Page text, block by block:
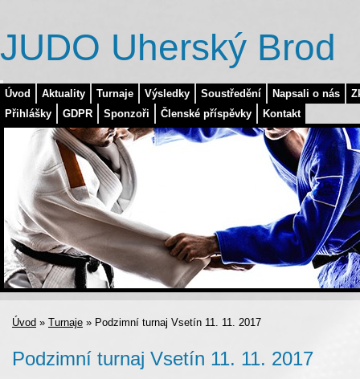
Úvod Aktuality Turnaje Výsledky Soustředění Napsali o nás
Přihlášky
GDPR Sponzoři Členské příspěvky Kontakt
JUDO Uherský Brod
Úvod » Turnaje » Podzimní turnaj Vsetín 11. 11. 2017
Podzimní turnaj Vsetín 11. 11. 2017